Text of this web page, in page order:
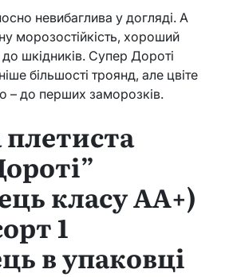
невибаглива у догляді. А
морозостійкість, хороший
до шкідників. Супер Дороті
більшості троянд, але цвіте
– до перших заморозків.
класу АА+)
1
в упаковці